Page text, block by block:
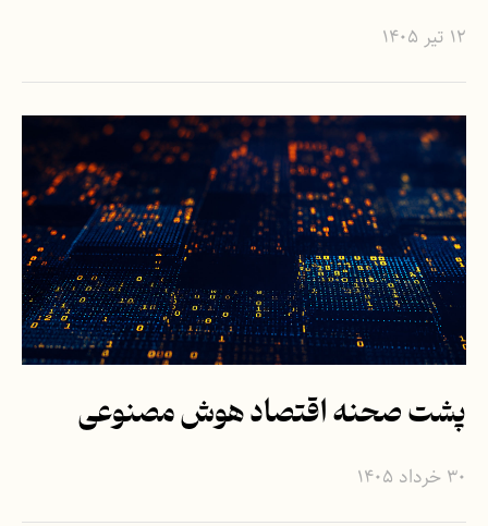
۱۲ تیر ۱۴۰۵
پشت صحنه اقتصاد هوش مصنوعی
۳۰ خرداد ۱۴۰۵